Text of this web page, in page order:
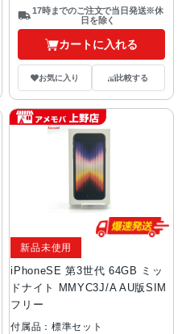
17時までのご注文で当日発送※休
日を除く
カートに入れる
お気に入り 比較する
iPhoneSE 第3世代 64GB ミッ
ドナイト MMYC3J/A AU版SIM
フリー
新品未使用
付属品：標準セット